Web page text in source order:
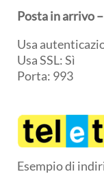
Posta in arrivo –
Usa
Usa SSL: Sì
Porta: 993
Esempio di